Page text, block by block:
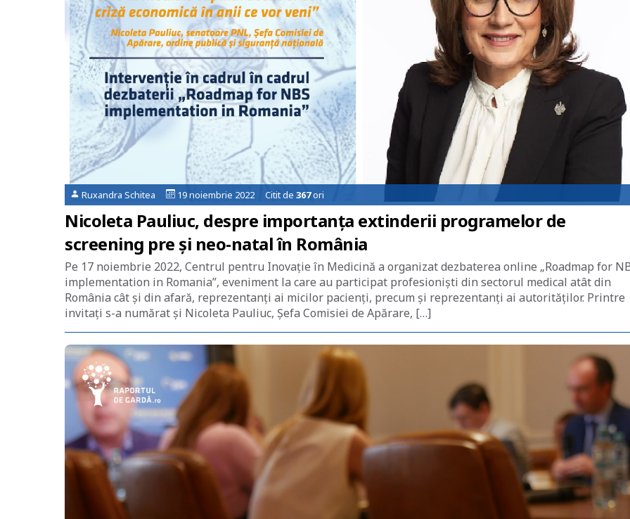
Ruxandra Schitea 19 noiembrie 2022 Citit de 367ori
Nicoleta Pauliuc, despre importanța extinderii programelor de
screening pre și neo-natal în România
Pe 17 noiembrie 2022, Centrul pentru Inovație în Medicină a organizat dezbaterea online „Roadmap for
implementation in Romania”, eveniment la care au participat profesioniști din sectorul medical atât din
România cât și din afară, reprezentanți ai micilor pacienți, precum și reprezentanți ai autorităților. Printre
invitați s-a numărat și Nicoleta Pauliuc, Şefa Comisiei de Apărare, […]